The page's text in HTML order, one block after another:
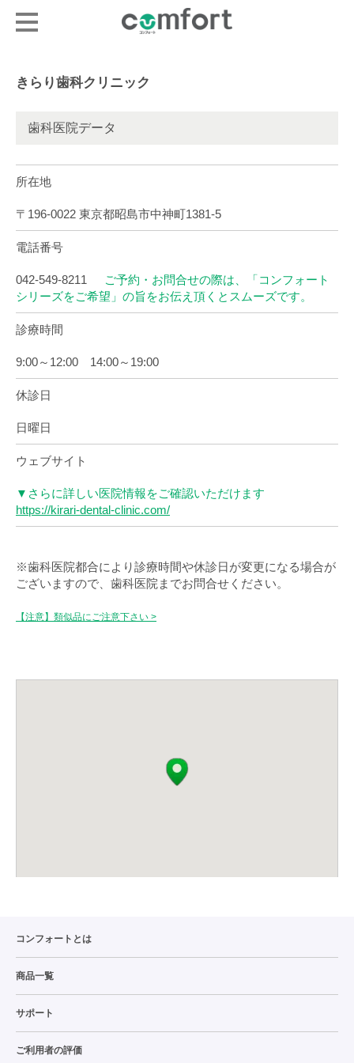
きらり歯科クリニック
歯科医院データ
所在地
〒196-0022 東京都昭島市中神町1381-5
電話番号
042-549-8211
ご予約・お問合せの際は、「コンフォート
シリーズをご希望」の旨をお伝え頂くとスムーズです。
診療時間
9:00～12:00 14:00～19:00
休診日
日曜日
ウェブサイト
▼さらに詳しい医院情報をご確認いただけます
https://kirari-dental-clinic.com/
※歯科医院都合により診療時間や休診日が変更になる場合が
ございますので、歯科医院までお問合せください。
【注意】類似品にご注意下さい >
コンフォートとは
商品一覧
サポート
ご利用者の評価